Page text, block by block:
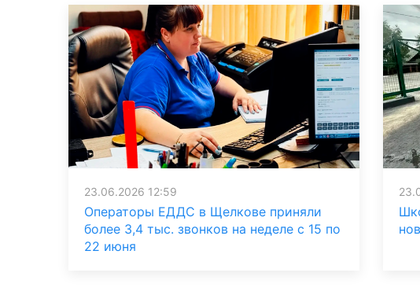
23.06.2026 12:59
Операторы ЕДДС в Щелкове приняли
более 3,4 тыс. звонков на неделе с 15 по
22 июня